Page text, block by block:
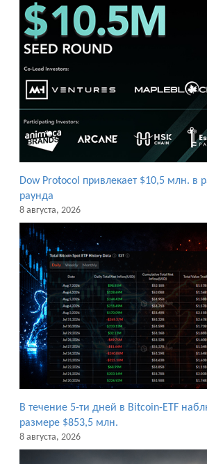
Dow Protocol привлекает $10,5 млн. в
раунда
8 августа, 2026
В течение 5-ти дней в Bitcoin-ETF
размере $853,5 млн.
8 августа, 2026